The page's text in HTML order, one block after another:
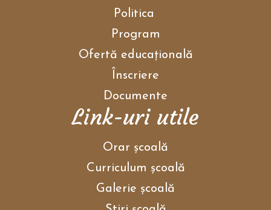
Politica
Program
Ofertă educațională
Înscriere
Documente
Link-uri utile
Orar școală
Curriculum școală
Galerie școală